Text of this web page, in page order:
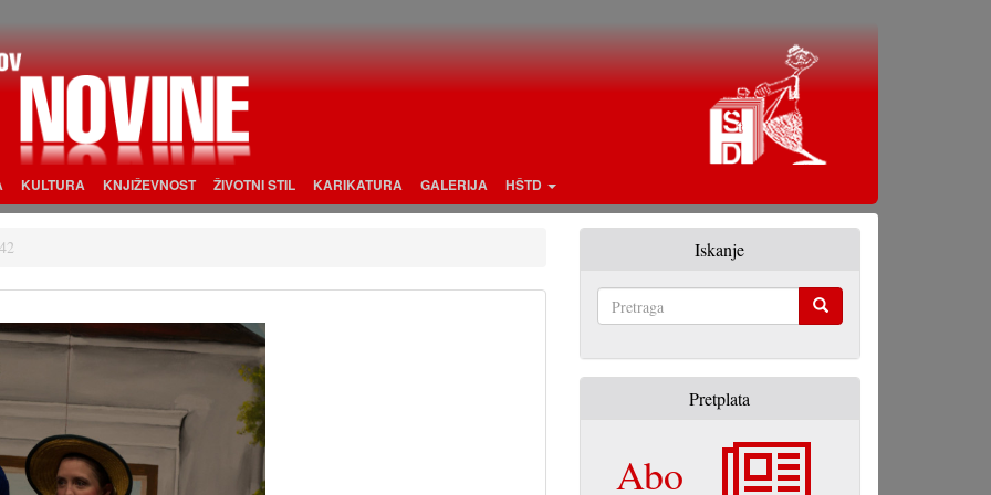
KULTURA KNJIŽEVNOST ŽIVOTNI STIL KARIKATURA GALERIJA HŠTD
Iskanje
Pretplata
Abo